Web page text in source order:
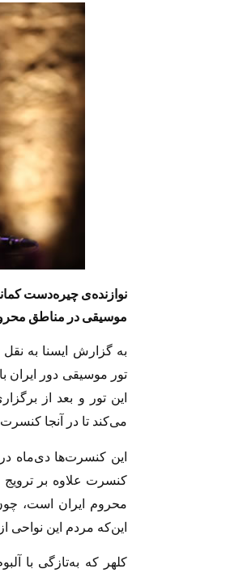
نوازنده‌ی چیره‌دست
موسیقی در مناطق
به گزارش ایسنا به نقل
تور موسیقی دور ایران
این تور و بعد از
می‌کند تا در آنجا کنسرت
این کنسرت‌ها دی‌ماه
کنسرت علاوه بر
محروم ایران است،
این‌که مردم این نواحی
کلهر که به‌تازگی با